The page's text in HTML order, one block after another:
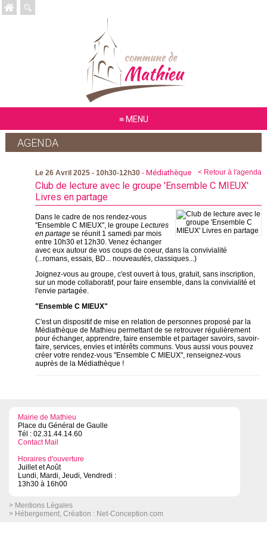
MENU
AGENDA
< Retour à l'agenda
Le 26 Avril 2025 - 10h30-12h30- Médiathèque
Club de lecture avec le groupe 'Ensemble C MIEUX'
Livres en partage
Dans le cadre de nos rendez-vous
"Ensemble C MIEUX", le groupe Lectures
en partage se réunit 1 samedi par mois
entre 10h30 et 12h30. Venez échanger
avec eux autour de vos coups de coeur, dans la convivialité
(...romans, essais, BD... nouveautés, classiques...)
Joignez-vous au groupe, c'est ouvert à tous, gratuit, sans inscription,
sur un mode collaboratif, pour faire ensemble, dans la convivialité et
l'envie partagée.
"Ensemble C MIEUX"
C'est un dispositif de mise en relation de personnes proposé par la
Médiathèque de Mathieu permettant de se retrouver régulièrement
pour échanger, apprendre, faire ensemble et partager savoirs, savoir-
faire, services, envies et intérêts communs. Vous aussi vous pouvez
créer votre rendez-vous "Ensemble C MIEUX", renseignez-vous
auprès de la Médiathèque !
Mairie de Mathieu
Place du Général de Gaulle
Tél : 02.31.44.14.60
Contact Mail
Horaires d'ouverture
Juillet et Août
Lundi, Mardi, Jeudi, Vendredi :
13h30 à 16h00
> Mentions Légales
> Hébergement, Création : Net-Conception.com